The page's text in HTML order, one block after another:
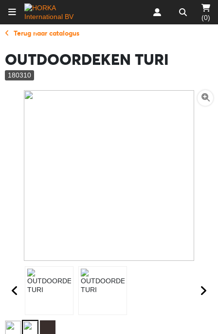
(0)
Terug naar catalogus
OUTDOORDEKEN TURI
180310